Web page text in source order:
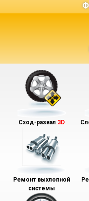
Сход-развал 3D
Ремонт выхлопной
системы